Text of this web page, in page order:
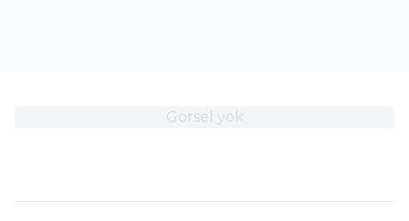
Görsel yok